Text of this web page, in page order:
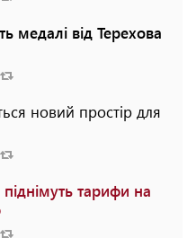
медалі від Терехова
новий простір для
тарифи на